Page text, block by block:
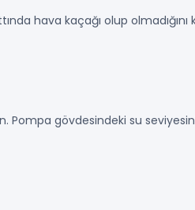
hava kaçağı olup olmadığını
Pompa gövdesindeki su